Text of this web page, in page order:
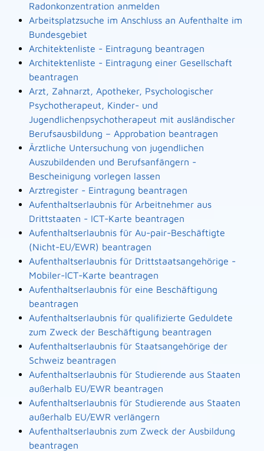
Radonkonzentration anmelden
Arbeitsplatzsuche im Anschluss an Aufenthalte im
Bundesgebiet
Architektenliste - Eintragung beantragen
Architektenliste - Eintragung einer Gesellschaft
beantragen
Arzt, Zahnarzt, Apotheker, Psychologischer
Psychotherapeut, Kinder- und
Jugendlichenpsychotherapeut mit ausländischer
Berufsausbildung – Approbation beantragen
Ärztliche Untersuchung von jugendlichen
Auszubildenden und Berufsanfängern -
Bescheinigung vorlegen lassen
Arztregister - Eintragung beantragen
Aufenthaltserlaubnis für Arbeitnehmer aus
Drittstaaten - ICT-Karte beantragen
Aufenthaltserlaubnis für Au-pair-Beschäftigte
(Nicht-EU/EWR) beantragen
Aufenthaltserlaubnis für Drittstaatsangehörige -
Mobiler-ICT-Karte beantragen
Aufenthaltserlaubnis für eine Beschäftigung
beantragen
Aufenthaltserlaubnis für qualifizierte Geduldete
zum Zweck der Beschäftigung beantragen
Aufenthaltserlaubnis für Staatsangehörige der
Schweiz beantragen
Aufenthaltserlaubnis für Studierende aus Staaten
außerhalb EU/EWR beantragen
Aufenthaltserlaubnis für Studierende aus Staaten
außerhalb EU/EWR verlängern
Aufenthaltserlaubnis zum Zweck der Ausbildung
beantragen